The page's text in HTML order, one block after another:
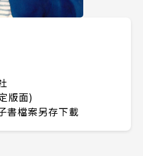
版面)
書檔案另存下載